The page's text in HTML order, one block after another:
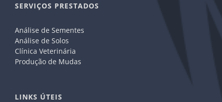
SERVIÇOS PRESTADOS
Análise de Sementes
Análise de Solos
Clínica Veterinária
Produção de Mudas
LINKS ÚTEIS